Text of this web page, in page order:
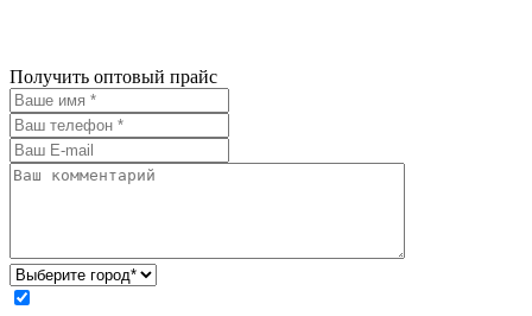
Получить оптовый прайс